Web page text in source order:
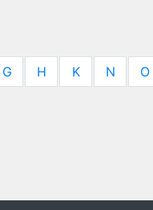
G H K N O